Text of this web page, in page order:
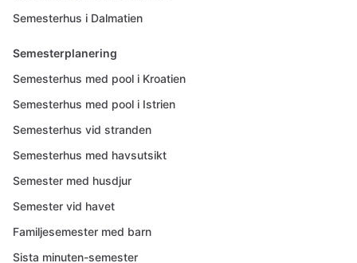
Semesterhus i Dalmatien
Semesterplanering
Semesterhus med pool i Kroatien
Semesterhus med pool i Istrien
Semesterhus vid stranden
Semesterhus med havsutsikt
Semester med husdjur
Semester vid havet
Familjesemester med barn
Sista minuten-semester